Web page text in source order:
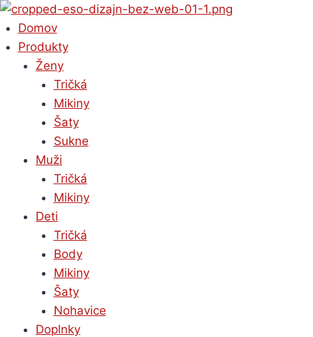
Skip
to
content
Domov
Produkty
Ženy
Tričká
Mikiny
Šaty
Sukne
Muži
Tričká
Mikiny
Deti
Tričká
Body
Mikiny
Šaty
Nohavice
Doplnky